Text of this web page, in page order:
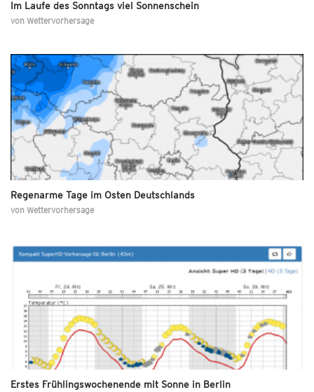
Im Laufe des Sonntags viel Sonnenschein
von Wettervorhersage
Regenarme Tage im Osten Deutschlands
von Wettervorhersage
Erstes Frühlingswochenende mit Sonne in Berlin